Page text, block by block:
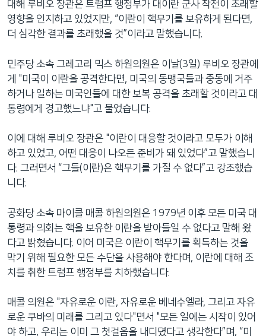
대해 루비오 장관은 트럼프 행정부가 대이란 군사 작전이 초래할
영향을 인지하고 있었지만, “이란이 핵무기를 보유하게 된다면,
더 심각한 결과를 초래했을 것”이라고 말했습니다.
민주당 소속 그레고리 믹스 하원의원은 이날(3일) 루비오 장관에
게 "미국이 이란을 공격한다면, 미국의 동맹국들과 중동에 거주
하거나 일하는 미국인들에 대한 보복 공격을 초래할 것이라고 대
통령에게 경고했느냐"고 물었습니다.
이에 대해 루비오 장관은 "이란이 대응할 것이라고 모두가 이해
하고 있었고, 어떤 대응이 나오든 준비가 돼 있었다”고 말했습니
다. 그러면서 “그들(이란)은 핵무기를 가질 수 없다”고 강조했습
니다.
공화당 소속 마이클 매콜 하원의원은 1979년 이후 모든 미국 대
통령과 의회는 핵을 보유한 이란을 받아들일 수 없다고 말해 왔
다고 밝혔습니다. 이어 미국은 이란이 핵무기를 획득하는 것을
막기 위해 필요한 모든 수단을 사용해야 한다며, 이란에 대해 조
치를 취한 트럼프 행정부를 치하했습니다.
매콜 의원은 "자유로운 이란, 자유로운 베네수엘라, 그리고 자유
로운 쿠바의 미래를 그리고 있다"면서 "모든 일에는 시작이 있어
야 하고, 우리는 이미 그 첫걸음을 내디뎠다고 생각한다”며, “미